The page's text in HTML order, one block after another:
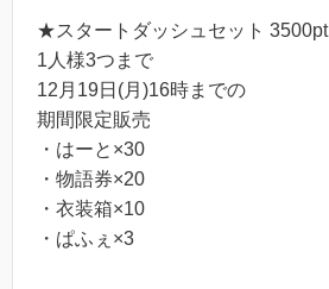
★スタートダッシュセット 3500pt
1人様3つまで
12月19日(月)16時までの
期間限定販売
・はーと×30
・物語券×20
・衣装箱×10
・ぱふぇ×3